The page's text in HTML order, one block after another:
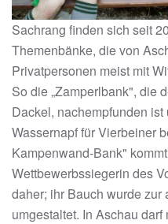
Sachrang finden sich seit
Themenbänke, die von
Privatpersonen meist mit
So die „Zamperlbank", die
Dackel, nachempfunden
Wassernapf für Vierbeiner
Kampenwand-Bank"
Wettbewerbssiegerin des
daher; ihr Bauch wurde
umgestaltet. In Aschau